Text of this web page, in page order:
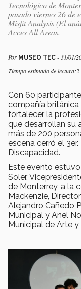
Tecnológico de
pasado viernes 26 de
Misfit Analysis (El
Acces All Areas.
Por MUSEO TEC - 31/01/
Tiempo estimado de
Con 60
compañía
fortalecer la
que desarrollan su
más de 200
escena cerró el
Discapacidad.
Este evento
Soler,
de Monterrey, a la
Mackenzie,
Alejandro Cañedo
Municipal y Anel
Municipal de Arte